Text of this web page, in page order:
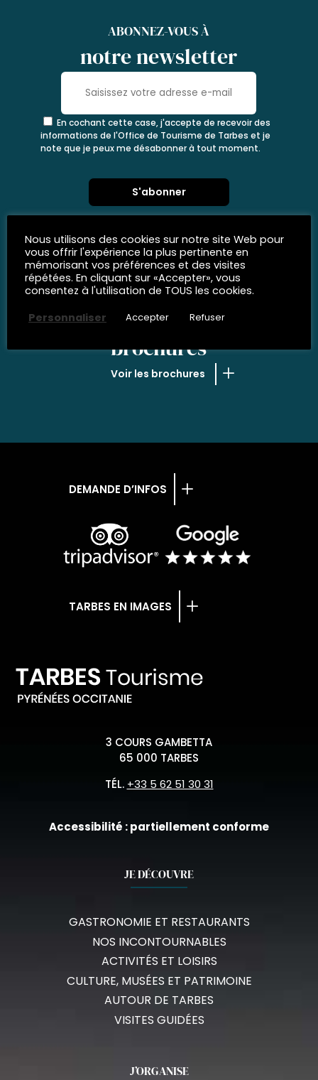
ABONNEZ-VOUS À
notre newsletter
En cochant cette case, j'accepte de recevoir des
informations de l'Office de Tourisme de Tarbes et je
note que je peux me désabonner à tout moment.
NOS
brochures
Voir les brochures
DEMANDE D’INFOS
TARBES EN IMAGES
3 COURS GAMBETTA
65 000 TARBES
TÉL. +33 5 62 51 30 31
Accessibilité : partiellement conforme
JE DÉCOUVRE
GASTRONOMIE ET RESTAURANTS
NOS INCONTOURNABLES
ACTIVITÉS ET LOISIRS
CULTURE, MUSÉES ET PATRIMOINE
AUTOUR DE TARBES
VISITES GUIDÉES
J’ORGANISE
Nous utilisons des cookies sur notre site Web pour
vous offrir l'expérience la plus pertinente en
mémorisant vos préférences et des visites
répétées. En cliquant sur «Accepter», vous
consentez à l'utilisation de TOUS les cookies.
Personnaliser
Accepter Refuser